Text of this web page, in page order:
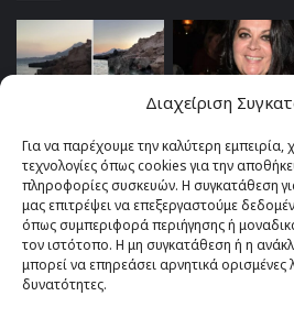
Διαχείριση
Για να παρέχουμε την καλύτερη εμπειρία,
τεχνολογίες όπως cookies για την
πληροφορίες συσκευών. Η συγκατάθεση
μας επιτρέψει να επεξεργαστούμε
όπως συμπεριφορά περιήγησης ή
τον ιστότοπο. Η μη συγκατάθεση ή η
μπορεί να επηρεάσει αρνητικά ορισμένες
δυνατότητες.